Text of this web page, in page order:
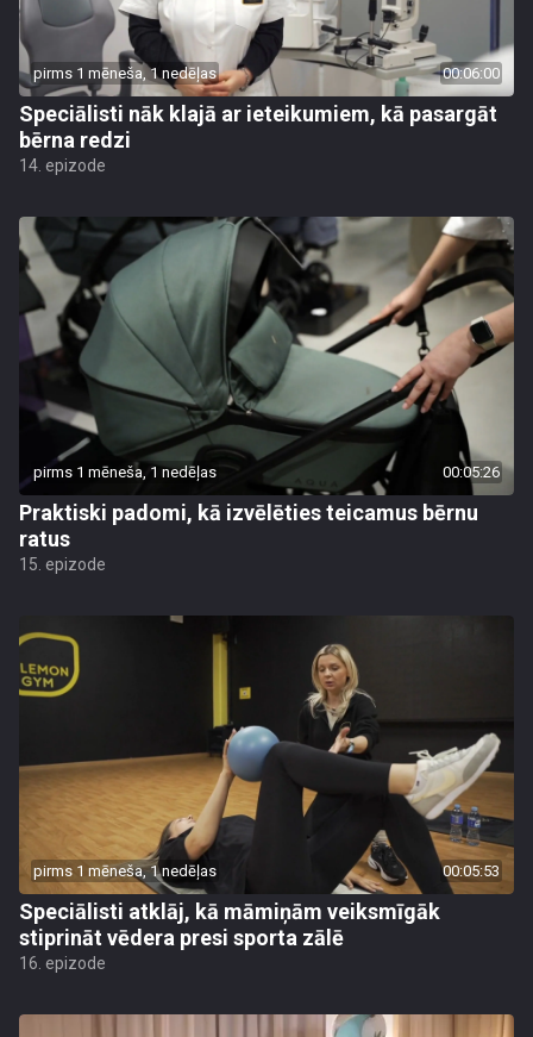
pirms 1 mēneša, 1 nedēļas 00:06:00
Speciālisti nāk klajā ar ieteikumiem, kā pasargāt
bērna redzi
14. epizode
pirms 1 mēneša, 1 nedēļas 00:05:26
Praktiski padomi, kā izvēlēties teicamus bērnu
ratus
15. epizode
pirms 1 mēneša, 1 nedēļas 00:05:53
Speciālisti atklāj, kā māmiņām veiksmīgāk
stiprināt vēdera presi sporta zālē
16. epizode